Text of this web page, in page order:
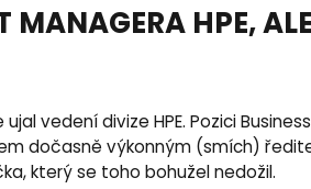
HPE,
vedení divize HPE. Pozici
dočasně výkonným (smích)
který se toho bohužel nedožil.